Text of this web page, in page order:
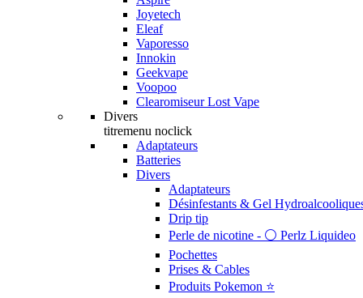
Joyetech
Eleaf
Vaporesso
Innokin
Geekvape
Voopoo
Clearomiseur Lost Vape
Divers
titremenu noclick
Adaptateurs
Batteries
Divers
Adaptateurs
Désinfestants & Gel
Drip tip
Perle de nicotine - ⚪️ Perlz Liquideo
Pochettes
Prises & Cables
Produits Pokemon ⭐️